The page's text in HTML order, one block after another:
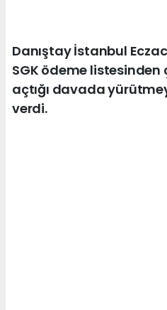
Danıştay İstanbul
SGK ödeme listesinden
açtığı davada
verdi.